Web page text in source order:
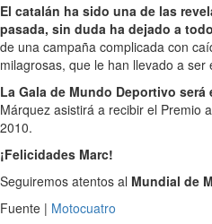
El catalán ha sido una de las
pasada, sin duda ha dejado a
de una campaña complicada con
milagrosas, que le han llevado a
La Gala de Mundo Deportivo será
Márquez asistirá a recibir el Premio
2010.
¡Felicidades Marc!
Seguiremos atentos al Mundial de
Fuente | Motocuatro